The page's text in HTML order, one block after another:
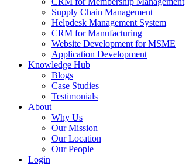
Supply Chain Management
Helpdesk Management System
CRM for Manufacturing
Website Development for MSME
Application Development
Knowledge Hub
Blogs
Case Studies
Testimonials
About
Why Us
Our Mission
Our Location
Our People
Login